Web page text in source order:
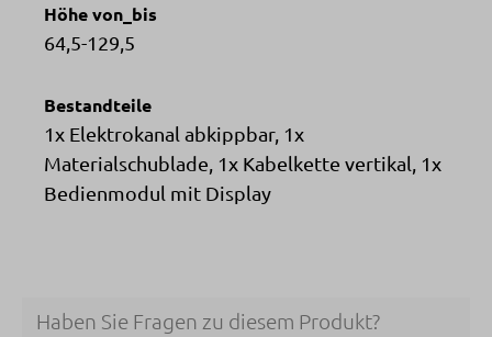
Höhe von_bis
64,5-129,5
Bestandteile
1x Elektrokanal abkippbar, 1x
Materialschublade, 1x Kabelkette vertikal, 1x
Bedienmodul mit Display
Haben Sie Fragen zu diesem Produkt?